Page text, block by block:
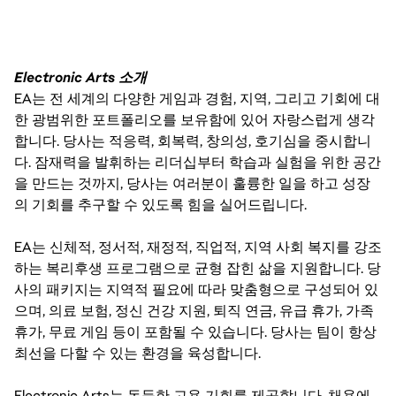
Electronic Arts 소개
EA는 전 세계의 다양한 게임과 경험, 지역, 그리고 기회에 대
한 광범위한 포트폴리오를 보유함에 있어 자랑스럽게 생각
합니다. 당사는 적응력, 회복력, 창의성, 호기심을 중시합니
다. 잠재력을 발휘하는 리더십부터 학습과 실험을 위한 공간
을 만드는 것까지, 당사는 여러분이 훌륭한 일을 하고 성장
의 기회를 추구할 수 있도록 힘을 실어드립니다.
EA는 신체적, 정서적, 재정적, 직업적, 지역 사회 복지를 강조
하는 복리후생 프로그램으로 균형 잡힌 삶을 지원합니다. 당
사의 패키지는 지역적 필요에 따라 맞춤형으로 구성되어 있
으며, 의료 보험, 정신 건강 지원, 퇴직 연금, 유급 휴가, 가족
휴가, 무료 게임 등이 포함될 수 있습니다. 당사는 팀이 항상
최선을 다할 수 있는 환경을 육성합니다.